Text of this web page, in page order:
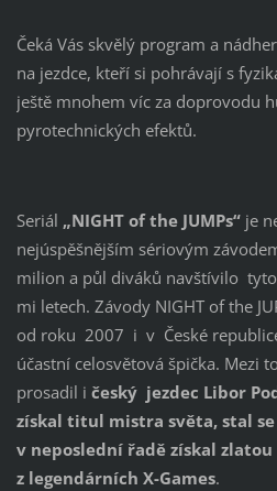
Čeká Vás skvělý program a
na jezdce, kteří si pohrávají s
ještě mnohem víc za doprovodu
pyrotechnických efektů.
Seriál „NIGHT of the JUMPs“je
nejúspěšnějším sériovým
milion a půl diváků navštívilo
mi letech. Závody NIGHT of the
od roku 2007 i v České
účastní celosvětová špička. Mezi
prosadil i český jezdec Libor
získal titul mistra světa, stal
v neposlední řadě získal
z legendárních X-Games.